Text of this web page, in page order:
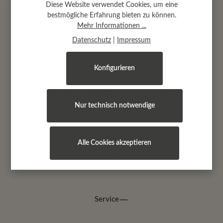
Abtsäckerstr. 30 · 74189 Weinsberg
(bei Heilbronn)
Öffnungszeiten
9.00 - 17.00 Uhr
9.00 - 19.00 Uhr
jeden 1.+ 3. Samstag im Monat
Service
Diese Website verwendet Cookies, um eine
bestmögliche Erfahrung bieten zu können.
Mehr Informationen ...
Datenschutz Impressum
Nur technisch notwendige
Konfigurieren
Alle Cookies akzeptieren